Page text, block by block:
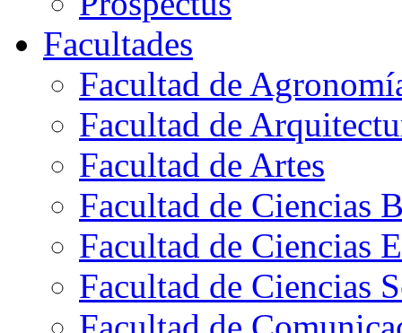
Facultades
Facultad de
Facultad de
Facultad de Artes
Facultad de Ciencias
Facultad de Ciencias
Facultad de Ciencias